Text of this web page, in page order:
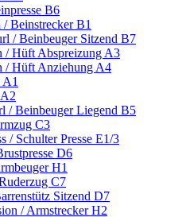
B6
Beinstrecker B1
/ Beinbeuger Sitzend B7
/ Hüft Abspreizung A3
/ Hüft Anziehung A4
/ Beinbeuger Liegend B5
C3
/ Schulter Presse E1/3
D6
H1
C7
Sitzend D7
/ Armstrecker H2